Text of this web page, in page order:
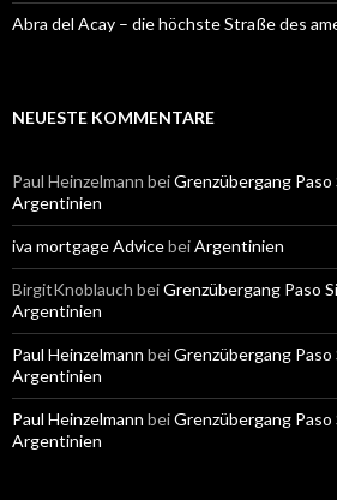
Abra del Acay – die höchste Straße des
NEUESTE KOMMENTARE
Paul Heinzelmann beiGrenzübergang Paso
Argentinien
iva mortgage AdvicebeiArgentinien
BirgitKnoblauch beiGrenzübergang Paso
Argentinien
Paul Heinzelmann beiGrenzübergang Paso
Argentinien
Paul Heinzelmann beiGrenzübergang Paso
Argentinien